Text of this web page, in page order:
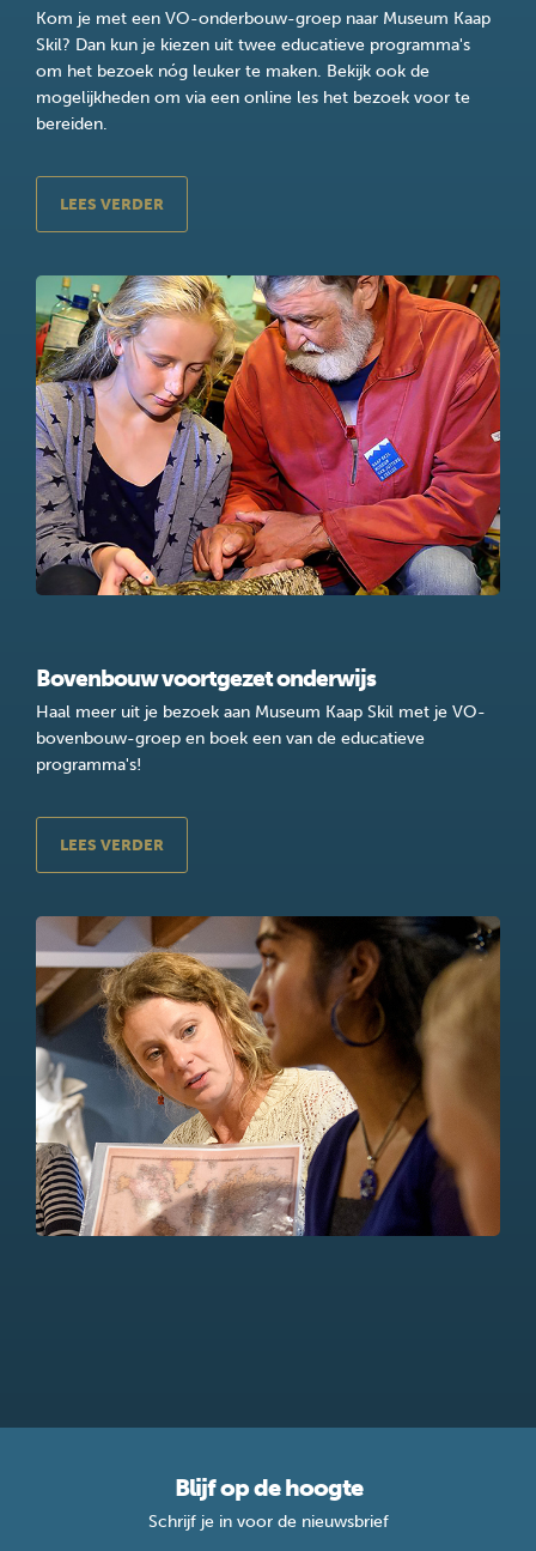
Kom je met een VO-onderbouw-groep naar Museum Kaap
Skil? Dan kun je kiezen uit twee educatieve programma's
om het bezoek nóg leuker te maken. Bekijk ook de
mogelijkheden om via een online les het bezoek voor te
bereiden.
LEES VERDER
Bovenbouw voortgezet onderwijs
Haal meer uit je bezoek aan Museum Kaap Skil met je VO-
bovenbouw-groep en boek een van de educatieve
programma's!
LEES VERDER
Blijf op de hoogte
Schrijf je in voor de nieuwsbrief